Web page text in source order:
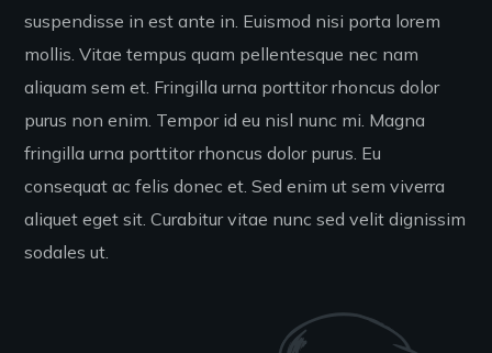
suspendisse in est ante in. Euismod nisi porta lorem
mollis. Vitae tempus quam pellentesque nec nam
aliquam sem et. Fringilla urna porttitor rhoncus dolor
purus non enim. Tempor id eu nisl nunc mi. Magna
fringilla urna porttitor rhoncus dolor purus. Eu
consequat ac felis donec et. Sed enim ut sem viverra
aliquet eget sit. Curabitur vitae nunc sed velit dignissim
sodales ut.